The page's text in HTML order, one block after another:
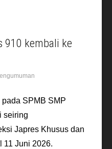
910 kembali ke
SPMB SMP
seiring
Japres Khusus dan
11 Juni 2026.